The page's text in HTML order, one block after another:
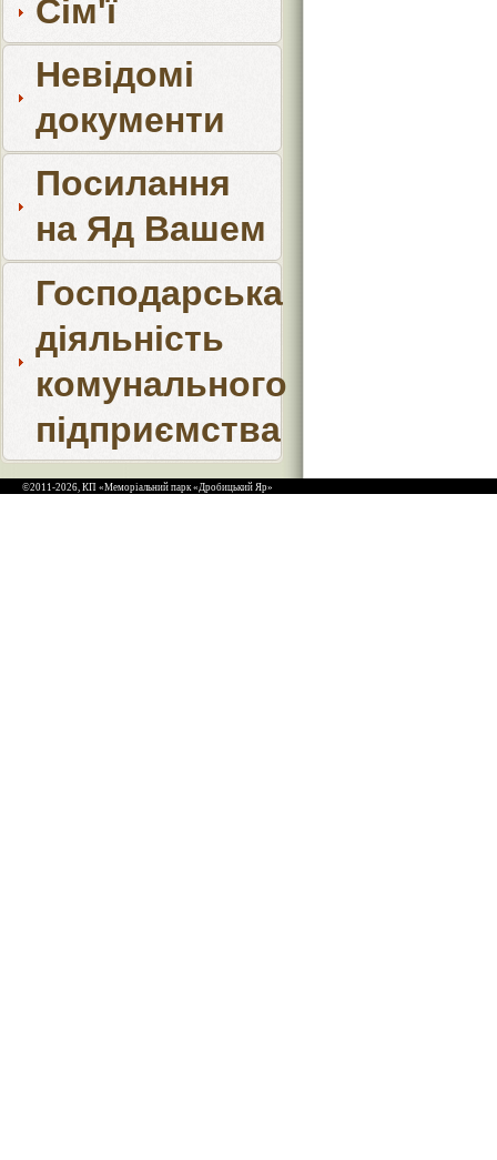
Сім'ї
Невідомі
документи
Посилання
на Яд Вашем
Господарська
діяльність
комунального
підприємства
©2011-2026, КП «Меморіальний парк «Дробицький Яр»